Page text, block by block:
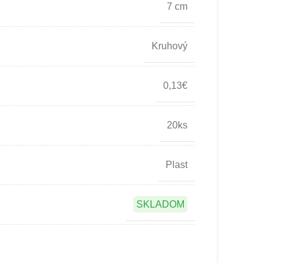
7 cm
Kruhový
0,13€
20ks
Plast
SKLADOM